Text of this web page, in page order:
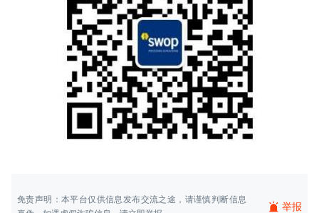
免责声明：本平台仅供信息发布交流之途，请谨慎判断信息
举报